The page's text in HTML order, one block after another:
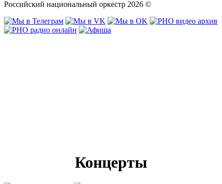
Российский национальный оркестр 2026 ©
Концерты